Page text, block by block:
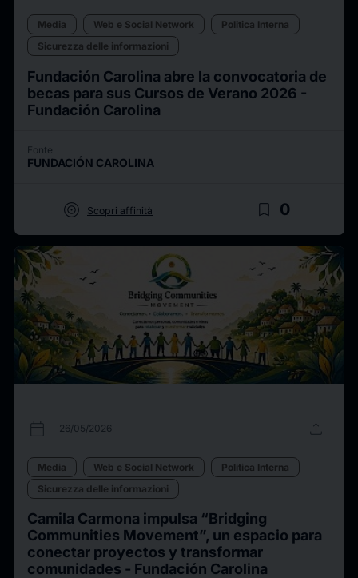
Media Web e Social Network
Politica Interna
Sicurezza delle informazioni
Fundación Carolina abre la convocatoria de
becas para sus Cursos de Verano 2026 -
Fundación Carolina
Fonte
FUNDACIÓN CAROLINA
target Scopri affinità bookmark_border 0
calendar_today 26/05/2026 upload
Media Web e Social Network
Politica Interna
Sicurezza delle informazioni
Camila Carmona impulsa “Bridging
Communities Movement”, un espacio para
conectar proyectos y transformar
comunidades - Fundación Carolina